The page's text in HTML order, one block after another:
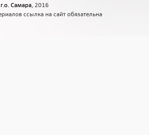
Самара, 2016
ссылка на сайт обязательна